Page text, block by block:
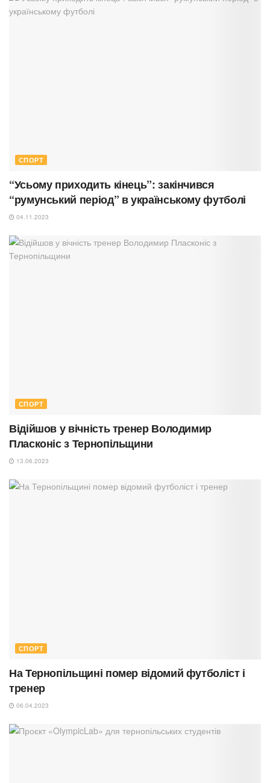
СПОРТ
“Усьому приходить кінець”: закінчився
“румунський період” в українському футболі
04.11.2023
СПОРТ
Відійшов у вічність тренер Володимир
Пласконіс з Тернопільщини
13.06.2023
СПОРТ
На Тернопільщині помер відомий футболіст і
тренер
06.04.2023